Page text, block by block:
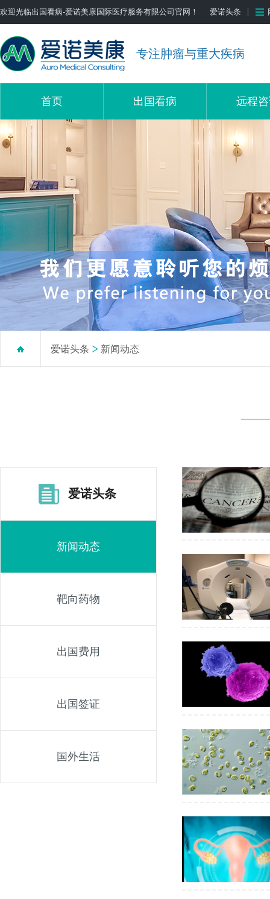
欢迎光临出国看病-爱诺美康国际医疗服务有限公司官网！ 爱诺头条
专注肿瘤与重大疾病
首页 出国看病 远程
爱诺头条 新闻动态
爱诺头条
新闻动态
靶向药物
出国费用
出国签证
国外生活